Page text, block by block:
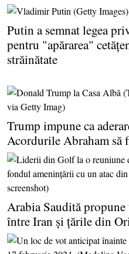
Putin a semnat legea
pentru "apărarea"
străinătate
Trump impune ca
Acordurile Abraham să
Arabia Saudită propune
între Iran şi ţările din